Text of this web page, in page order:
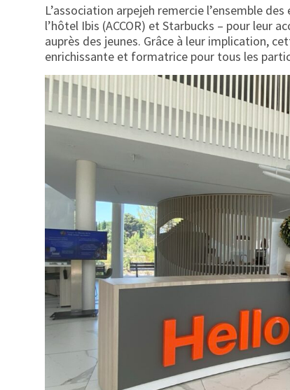
L’association arpejeh remercie l’ensemble
l’hôtel Ibis (ACCOR) et Starbucks – pour leur
auprès des jeunes. Grâce à leur implication,
enrichissante et formatrice pour tous les